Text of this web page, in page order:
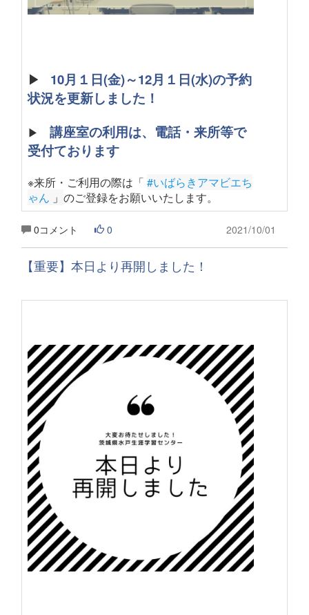
▶
10月１日(金)～12月１日(水)の予約
状況を更新しました！
▶ 講座室の利用は、電話・来所等で
受付ております
※来所・ご利用の際は「 #いばらきアマビエち
ゃん 」 のご登録をお願いいたします。
0コメント 0 2021/10/01
【重要】本日より再開しました！